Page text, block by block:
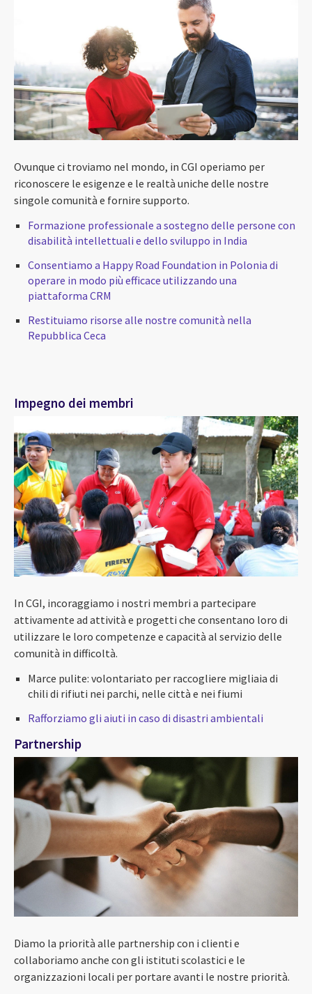
Ovunque ci troviamo nel mondo, in CGI operiamo per
riconoscere le esigenze e le realtà uniche delle nostre
singole comunità e fornire supporto.
Formazione professionale a sostegno delle persone con
disabilità intellettuali e dello sviluppo in India
Consentiamo a Happy Road Foundation in Polonia di
operare in modo più efficace utilizzando una
piattaforma CRM
Restituiamo risorse alle nostre comunità nella
Repubblica Ceca
Impegno dei membri
In CGI, incoraggiamo i nostri membri a partecipare
attivamente ad attività e progetti che consentano loro di
utilizzare le loro competenze e capacità al servizio delle
comunità in difficoltà.
Marce pulite: volontariato per raccogliere migliaia di
chili di rifiuti nei parchi, nelle città e nei fiumi
Rafforziamo gli aiuti in caso di disastri ambientali
Partnership
Diamo la priorità alle partnership con i clienti e
collaboriamo anche con gli istituti scolastici e le
organizzazioni locali per portare avanti le nostre priorità.